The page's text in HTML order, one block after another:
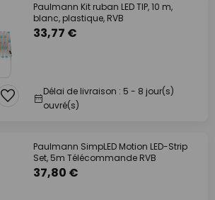
Paulmann Kit ruban LED TIP, 10 m,
blanc, plastique, RVB
33,77 €
Délai de livraison : 5 - 8 jour(s)
ouvré(s)
Paulmann SimpLED Motion LED-Strip
Set, 5m Télécommande RVB
37,80 €